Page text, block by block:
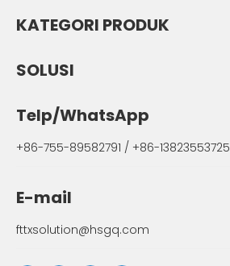
KATEGORI PRODUK
SOLUSI
Telp/WhatsApp
+86-755-89582791 / +86-13823553725
E-mail
fttxsolution@hsgq.com